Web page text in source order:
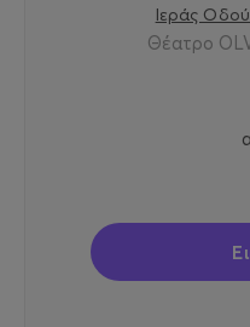
Ιεράς
Θέατρο